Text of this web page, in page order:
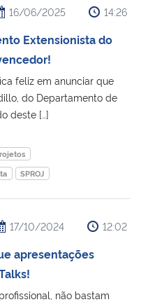
e Comunicações
16/06/2025 14:26
Extensionista do
feliz em anunciar que
do Departamento de
deste […]
SPROJ
17/10/2024 12:02
apresentações
não bastam